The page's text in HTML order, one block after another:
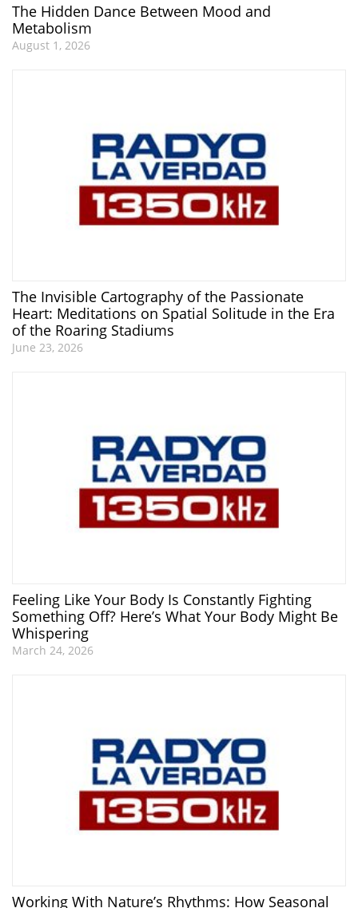
The Hidden Dance Between Mood and
Metabolism
August 1, 2026
The Invisible Cartography of the Passionate
Heart: Meditations on Spatial Solitude in the Era
of the Roaring Stadiums
June 23, 2026
Feeling Like Your Body Is Constantly Fighting
Something Off? Here’s What Your Body Might Be
Whispering
March 24, 2026
Working With Nature’s Rhythms: How Seasonal